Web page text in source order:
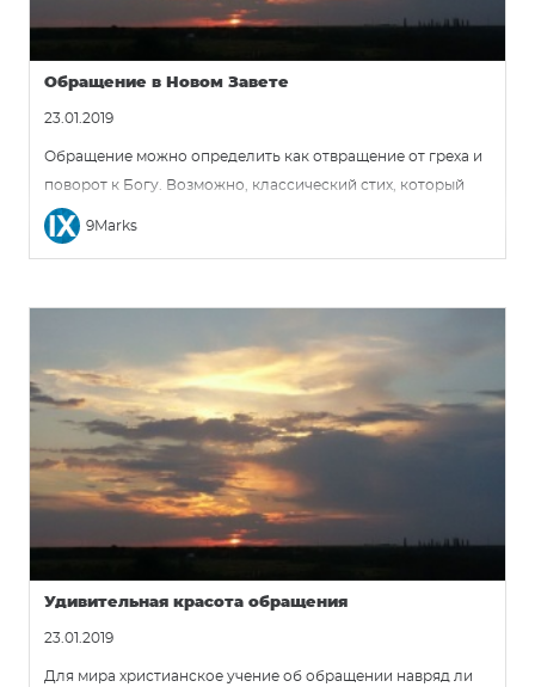
благословения, обещанные ему и миру.
Обращение в Новом Завете
23.01.2019
Обращение можно определить как отвращение от греха и
поворот к Богу. Возможно, классический стих, который
отражает это определение – это 1 Фессалоникийцам 1:9:
«Ибо сами они сказывают о нас, какой вход имели мы к
9Marks
Удивительная красота обращения
23.01.2019
Для мира христианское учение об обращении навряд ли